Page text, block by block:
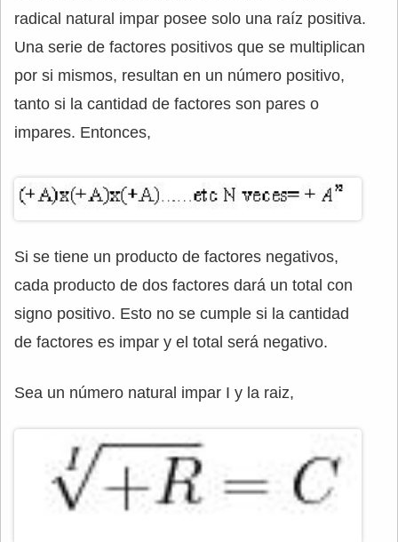
radical natural impar posee solo una raíz positiva.
Una serie de factores positivos que se multiplican
por si mismos, resultan en un número positivo,
tanto si la cantidad de factores son pares o
impares. Entonces,
Si se tiene un producto de factores negativos,
cada producto de dos factores dará un total con
signo positivo. Esto no se cumple si la cantidad
de factores es impar y el total será negativo.
Sea un número natural impar I y la raiz,